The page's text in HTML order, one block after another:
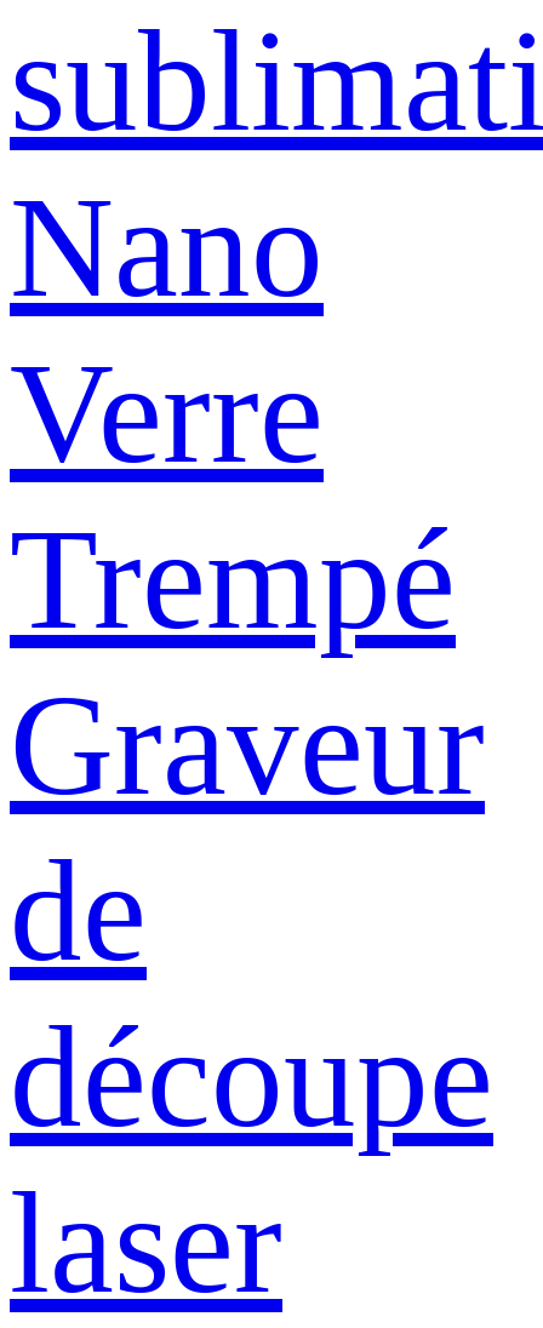
Nano
Verre
Trempé
Graveur
de
découpe
laser